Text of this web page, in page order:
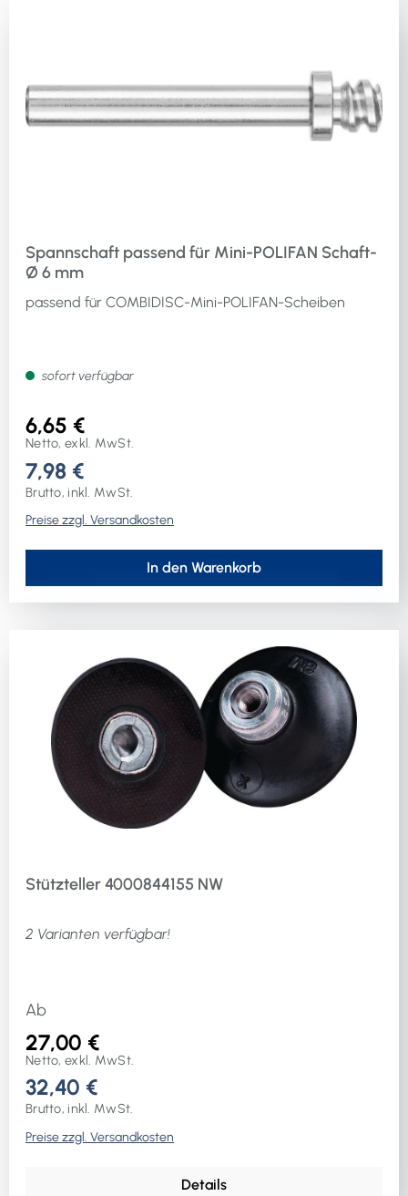
Spannschaft passend für Mini-POLIFAN Schaft-
Ø 6 mm
passend für COMBIDISC-Mini-POLIFAN-Scheiben
sofort verfügbar
6,65 €
Netto, exkl. MwSt.
7,98 €
Brutto, inkl. MwSt.
Preise zzgl. Versandkosten
In den Warenkorb
Stützteller 4000844155 NW
2 Varianten verfügbar!
Ab
27,00 €
Netto, exkl. MwSt.
32,40 €
Brutto, inkl. MwSt.
Preise zzgl. Versandkosten
Details